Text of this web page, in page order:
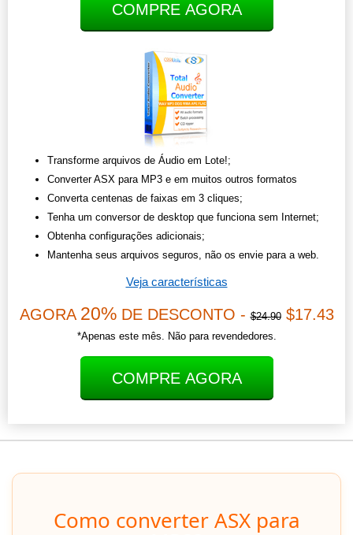
COMPRE AGORA
Transforme arquivos de Áudio em Lote!;
Converter ASX para MP3 e em muitos outros formatos
Converta centenas de faixas em 3 cliques;
Tenha um conversor de desktop que funciona sem Internet;
Obtenha configurações adicionais;
Mantenha seus arquivos seguros, não os envie para a web.
Veja características
AGORA 20%DE DESCONTO -$24.90$17.43
*Apenas este mês. Não para revendedores.
COMPRE AGORA
Como converter ASX para